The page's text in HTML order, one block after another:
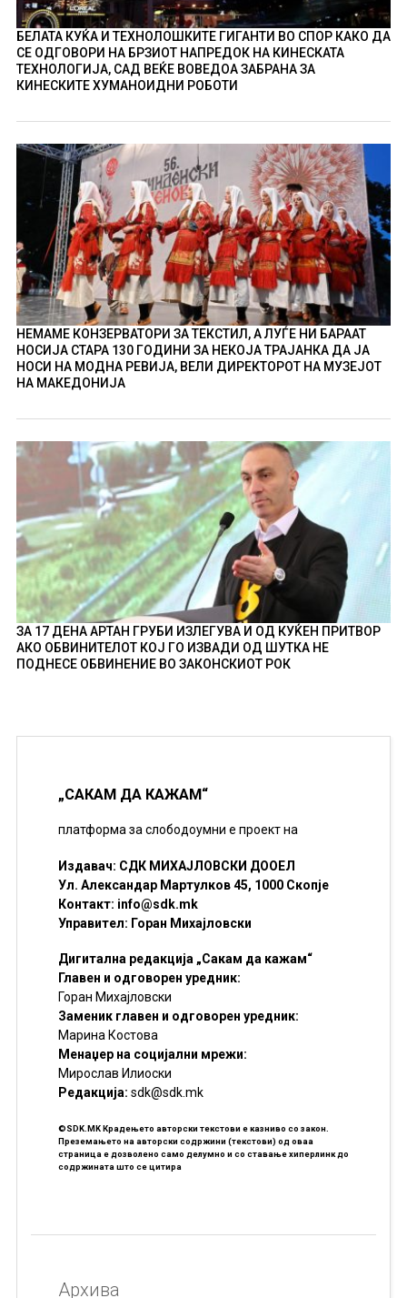
БЕЛАТА КУЌА И ТЕХНОЛОШКИТЕ ГИГАНТИ ВО СПОР КАКО ДА
СЕ ОДГОВОРИ НА БРЗИОТ НАПРЕДОК НА КИНЕСКАТА
ТЕХНОЛОГИЈА, САД ВЕЌЕ ВОВЕДОА ЗАБРАНА ЗА
КИНЕСКИТЕ ХУМАНОИДНИ РОБОТИ
НЕМАМЕ КОНЗЕРВАТОРИ ЗА ТЕКСТИЛ, А ЛУЃЕ НИ БАРААТ
НОСИЈА СТАРА 130 ГОДИНИ ЗА НЕКОЈА ТРАЈАНКА ДА ЈА
НОСИ НА МОДНА РЕВИЈА, ВЕЛИ ДИРЕКТОРОТ НА МУЗЕЈОТ
НА МАКЕДОНИЈА
ЗА 17 ДЕНА АРТАН ГРУБИ ИЗЛЕГУВА И ОД КУЌЕН ПРИТВОР
АКО ОБВИНИТЕЛОТ КОЈ ГО ИЗВАДИ ОД ШУТКА НЕ
ПОДНЕСЕ ОБВИНЕНИЕ ВО ЗАКОНСКИОТ РОК
„САКАМ ДА КАЖАМ“
платформа за слободоумни е проект на
Издавач: СДК МИХАЈЛОВСКИ ДООЕЛ
Ул. Александар Мартулков 45, 1000 Скопје
Контакт: info@sdk.mk
Управител: Горан Михајловски
Дигитална редакција „Сакам да кажам“
Главен и одговорен уредник:
Горан Михајловски
Заменик главен и одговорен уредник:
Марина Костова
Менаџер на социјални мрежи:
Мирослав Илиоски
Редакцијa: sdk@sdk.mk
©SDK.MK Крадењето авторски текстови е казниво со закон.
Преземањето на авторски содржини (текстови) од оваа
страница е дозволено само делумно и со ставање хиперлинк до
содржината што се цитира
Архива